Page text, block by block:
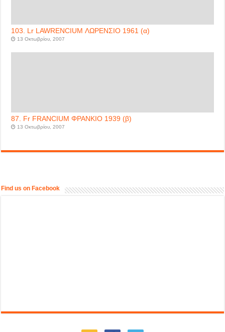
103. Lr LAWRENCIUM ΛΩΡΕΝΣΙΟ 1961 (α)
13 Οκτωβρίου, 2007
87. Fr FRANCIUM ΦΡΑΝΚΙΟ 1939 (β)
13 Οκτωβρίου, 2007
Find us on Facebook